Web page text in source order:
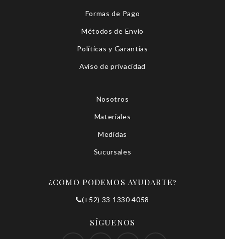
Formas de Pago
Métodos de Envío
Políticas y Garantías
Aviso de privacidad
Nosotros
Materiales
Medidas
Sucursales
¿COMO PODEMOS AYUDARTE?
(+52) 33 1330 4058
SÍGUENOS